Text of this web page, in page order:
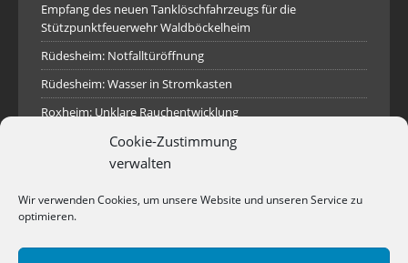
Cookie-Zustimmung
verwalten
Wir verwenden Cookies, um unsere Website und unseren Service zu
optimieren.
Empfang des neuen Tanklöschfahrzeugs für die
Stützpunktfeuerwehr Waldböckelheim
Rüdesheim: Notfalltüröffnung
Rüdesheim: Wasser in Stromkasten
Roxheim: Unklare Rauchentwicklung
Sprendlingen: Überörtliche Hilfe bei Industriebrand in
Sprendlingen
Rüdesheim: Aufgerissener Dieseltank